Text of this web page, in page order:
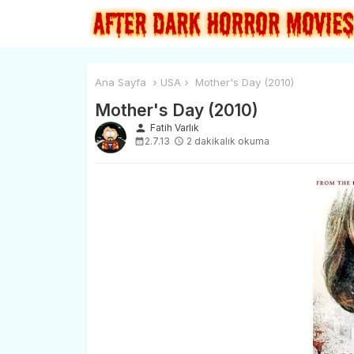
Ana Sayfa USA Mother's Day (2010)
Mother's Day (2010)
person Fatih Varlık
2.7.13
2 dakikalık okuma